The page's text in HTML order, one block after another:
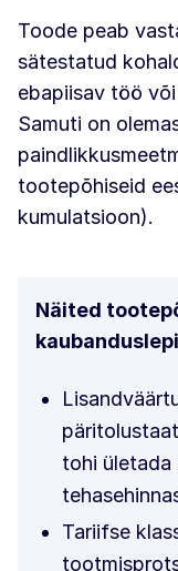
Toode peab
sätestatud
ebapiisav töö
Samuti on
tootepõhiseid
kumulatsioon).
Näited
tohi
Tariifse